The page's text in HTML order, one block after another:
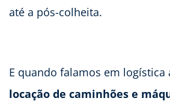
até a pós-colheita.
E quando falamos em logística
locação de caminhões e